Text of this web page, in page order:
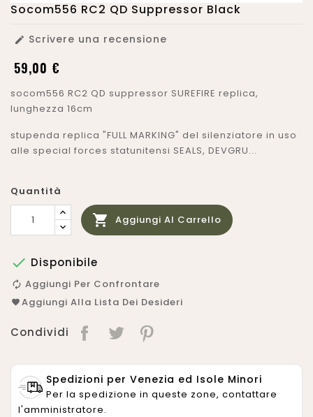
Socom556 RC2 QD Suppressor Black
 Scrivere una recensione
59,00 €
socom556 RC2 QD suppressor SUREFIRE replica,
lunghezza 16cm
stupenda replica "FULL MARKING" del silenziatore in uso
alle special forces statunitensi SEALS, DEVGRU...
Quantità
 Aggiungi Al Carrello
 Disponibile
Aggiungi Per Confrontare
Aggiungi Alla Lista Dei Desideri
Condividi
Spedizioni per Venezia ed Isole Minori
Per la spedizione in queste zone, contattare
l'amministratore.